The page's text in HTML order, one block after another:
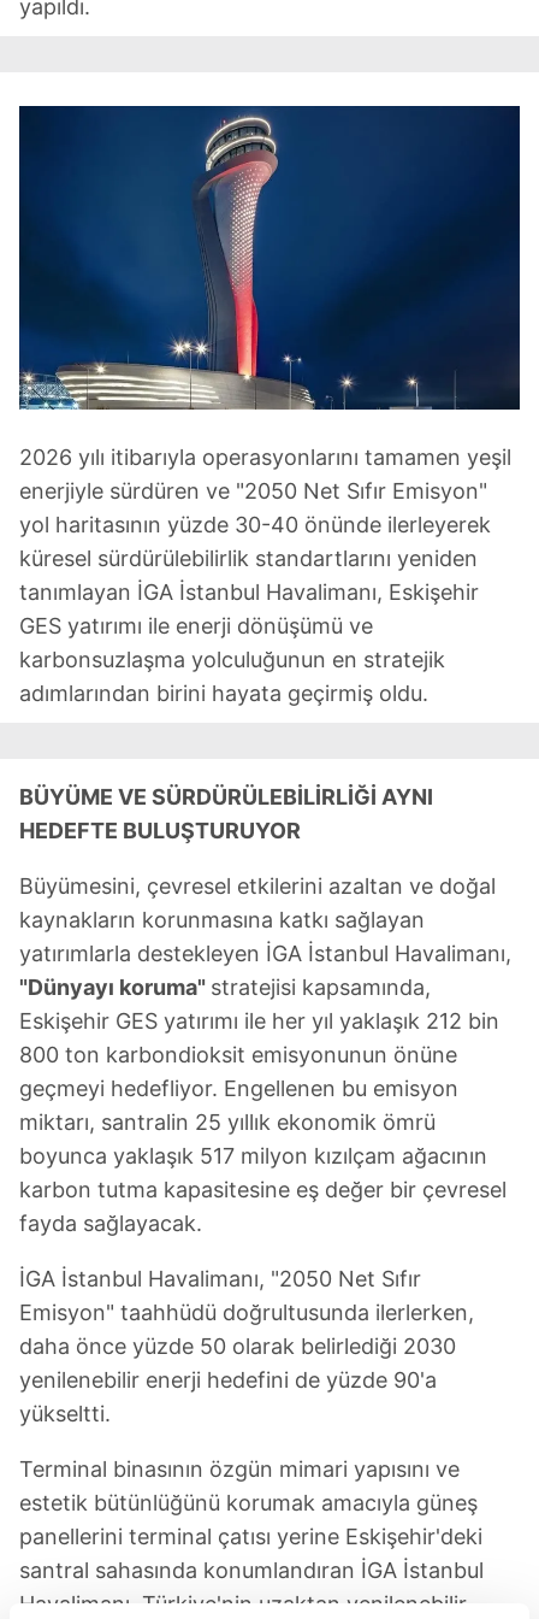
yapıldı.
2026 yılı itibarıyla operasyonlarını tamamen yeşil
enerjiyle sürdüren ve "2050 Net Sıfır Emisyon"
yol haritasının yüzde 30-40 önünde ilerleyerek
küresel sürdürülebilirlik standartlarını yeniden
tanımlayan İGA İstanbul Havalimanı, Eskişehir
GES yatırımı ile enerji dönüşümü ve
karbonsuzlaşma yolculuğunun en stratejik
adımlarından birini hayata geçirmiş oldu.
BÜYÜME VE SÜRDÜRÜLEBİLİRLİĞİ AYNI
HEDEFTE BULUŞTURUYOR
Büyümesini, çevresel etkilerini azaltan ve doğal
kaynakların korunmasına katkı sağlayan
yatırımlarla destekleyen İGA İstanbul Havalimanı,
"Dünyayı koruma" stratejisi kapsamında,
Eskişehir GES yatırımı ile her yıl yaklaşık 212 bin
800 ton karbondioksit emisyonunun önüne
geçmeyi hedefliyor. Engellenen bu emisyon
miktarı, santralin 25 yıllık ekonomik ömrü
boyunca yaklaşık 517 milyon kızılçam ağacının
karbon tutma kapasitesine eş değer bir çevresel
fayda sağlayacak.
İGA İstanbul Havalimanı, "2050 Net Sıfır
Emisyon" taahhüdü doğrultusunda ilerlerken,
daha önce yüzde 50 olarak belirlediği 2030
yenilenebilir enerji hedefini de yüzde 90'a
yükseltti.
Terminal binasının özgün mimari yapısını ve
estetik bütünlüğünü korumak amacıyla güneş
panellerini terminal çatısı yerine Eskişehir'deki
santral sahasında konumlandıran İGA İstanbul
Havalimanı, Türkiye'nin uzaktan yenilenebilir